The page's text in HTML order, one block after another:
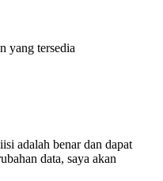
yang tersedia
adalah benar dan dapat
data, saya akan